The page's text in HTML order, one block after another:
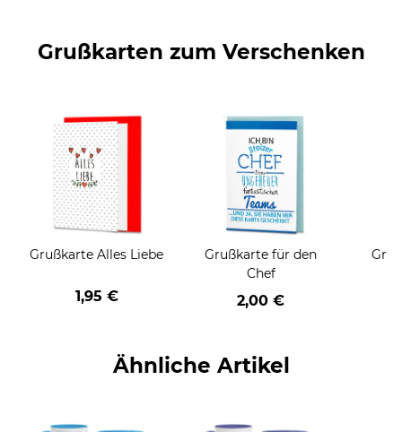
Grußkarten zum Verschenken
Grußkarte Alles Liebe
1,95 €
Grußkarte für den
Chef
2,00 €
Ähnliche Artikel